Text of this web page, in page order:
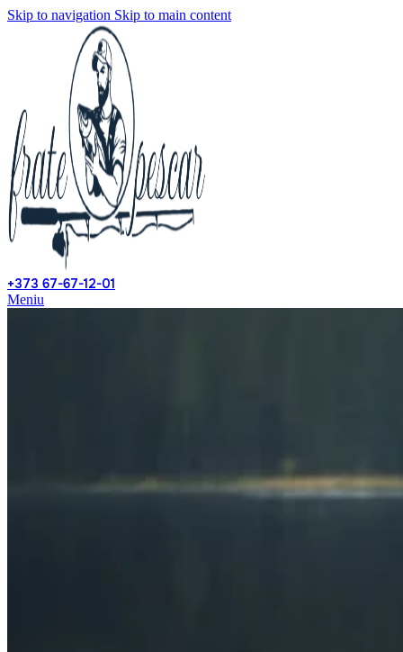
Skip to navigation Skip to main content
+373 67-67-12-01
Meniu